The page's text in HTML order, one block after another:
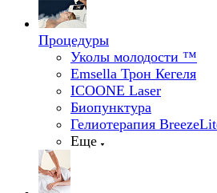
Процедуры
Уколы молодости ™
Emsella Трон Кегеля
ICOONE Laser
Биопунктура
Гелиотерапия
Еще